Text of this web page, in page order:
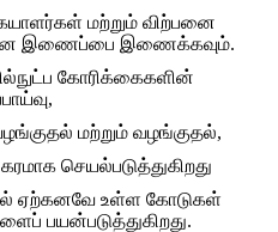
மற்றும் விற்பனை
இணைப்பை இணைக்கவும்.
கோரிக்கைகளின்
மற்றும் வழங்குதல்,
செயல்படுத்துகிறது
ஏற்கனவே உள்ள கோடுகள்
பயன்படுத்துகிறது.